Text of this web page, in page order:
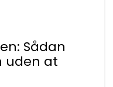
Sådan
uden at